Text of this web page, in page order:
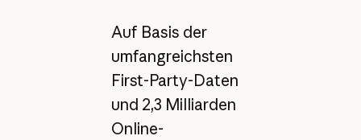
Auf Basis der
umfangreichsten
First-Party-Daten
und 2,3 Milliarden
Online-